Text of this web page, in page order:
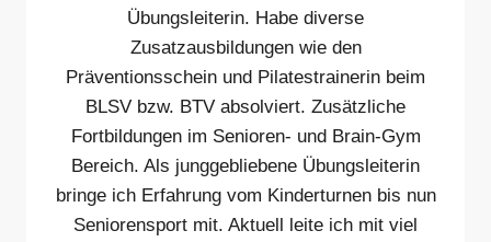
Übungsleiterin. Habe diverse
Zusatzausbildungen wie den
Präventionsschein und Pilatestrainerin beim
BLSV bzw. BTV absolviert. Zusätzliche
Fortbildungen im Senioren- und Brain-Gym
Bereich. Als junggebliebene Übungsleiterin
bringe ich Erfahrung vom Kinderturnen bis nun
Seniorensport mit. Aktuell leite ich mit viel